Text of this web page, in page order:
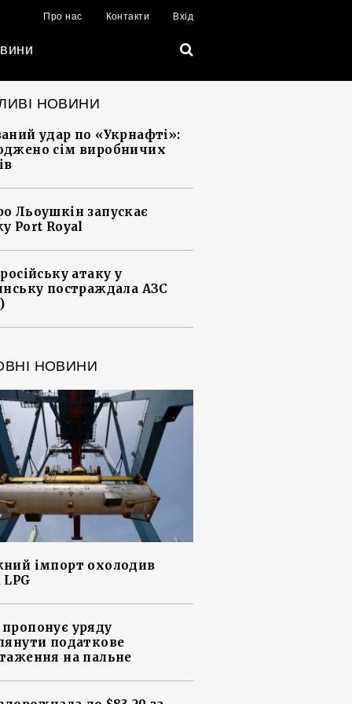
Про нас Контакти Вхід
НОВИНИ
удар по «Укрнафті»:
сім виробничих
Льоушкін запускає
Port Royal
атаку у
постраждала АЗС
НОВИНИ
імпорт охолодив
уряду
податкове
на пальне